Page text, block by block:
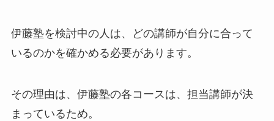
伊藤塾を検討中の人は、どの講師が自分に合って
いるのかを確かめる必要があります。
その理由は、伊藤塾の各コースは、担当講師が決
まっているため。